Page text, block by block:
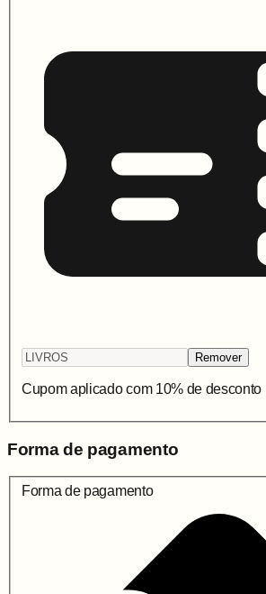
Remover
Cupom aplicado com 10% de desconto
Forma de pagamento
Forma de pagamento